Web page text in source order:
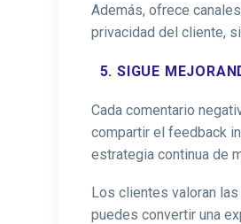
Además, ofrece
privacidad del cliente,
5. SIGUE
Cada comentario
compartir el feedback
estrategia continua de
Los clientes valoran
puedes convertir una